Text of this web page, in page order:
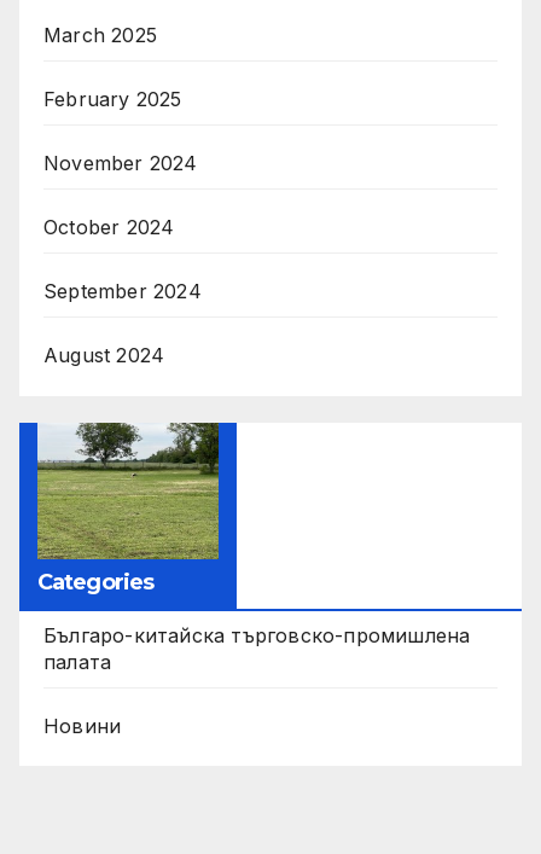
March 2025
February 2025
November 2024
October 2024
September 2024
August 2024
Categories
Българо-китайска търговско-промишлена
палата
Новини